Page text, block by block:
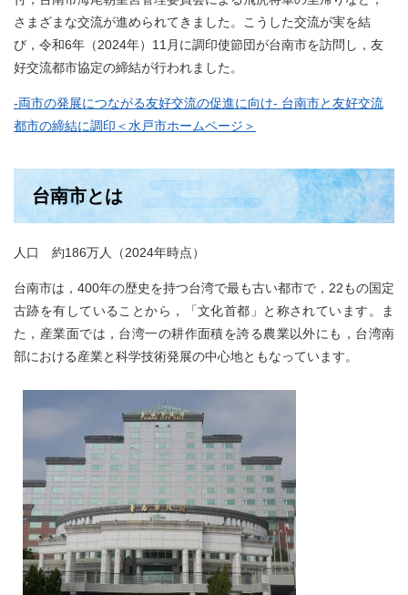
さまざまな交流が進められてきました。こうした交流が実を結
び，令和6年（2024年）11月に調印使節団が台南市を訪問し，友
好交流都市協定の締結が行われました。
-両市の発展につながる友好交流の促進に向け- 台南市と友好交流
都市の締結に調印＜水戸市ホームページ＞
台南市とは
人口 約186万人（2024年時点）
台南市は，400年の歴史を持つ台湾で最も古い都市で，22もの国定
古跡を有していることから，「文化首都」と称されています。ま
た，産業面では，台湾一の耕作面積を誇る農業以外にも，台湾南
部における産業と科学技術発展の中心地ともなっています。